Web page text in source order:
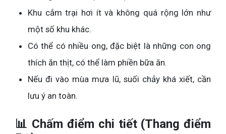
Khu cắm trại hơi ít và không quá rộng lớn như
một số khu khác.
Có thể có nhiều ong, đặc biệt là những con ong
thích ăn thịt, có thể làm phiền bữa ăn.
Nếu đi vào mùa mưa lũ, suối chảy khá xiết, cần
lưu ý an toàn.
📊 Chấm điểm chi tiết (Thang điểm